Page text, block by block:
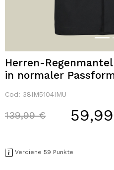
Herren-
in normaler
Cod: 38IM5104IMU
Price reduced from
139,99 €to
Verdiene 59 Punkte